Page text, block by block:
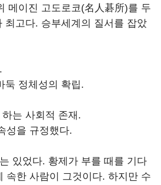
메이진 고도로코(名人碁所)를 두
최고다. 승부세계의 질서를 잡았
둑 정체성의 확립.
는 사회적 존재.
성을 규정했다.
있었다. 황제가 부를 때를 기다
속한 사람이 그것이다. 하지만 수